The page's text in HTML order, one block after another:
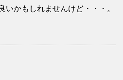
いかもしれませんけど・・・。